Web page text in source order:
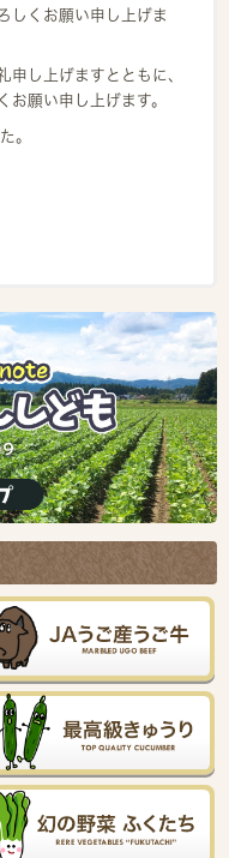
しくお願い申し上げま
申し上げますとともに、
願い申し上げます。
。